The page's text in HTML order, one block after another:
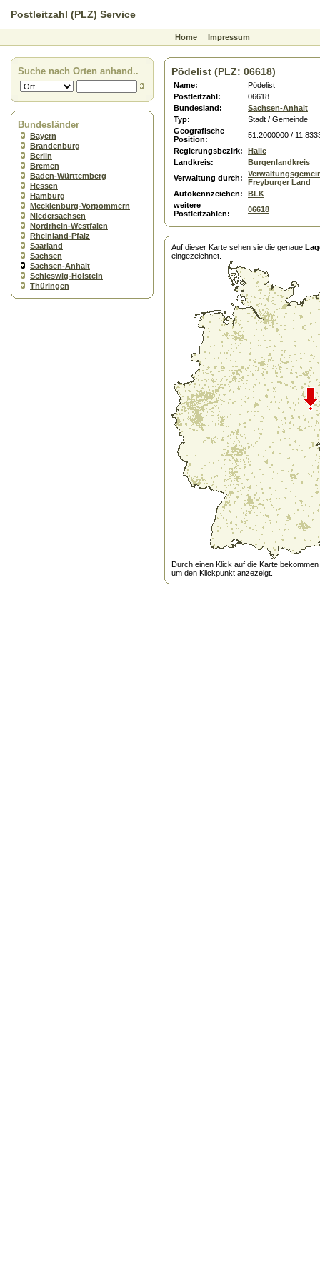
Postleitzahl (PLZ) Service
Home Impressum
Suche nach Orten anhand..
Bundesländer
Bayern
Brandenburg
Berlin
Bremen
Baden-Württemberg
Hessen
Hamburg
Mecklenburg-Vorpommern
Niedersachsen
Nordrhein-Westfalen
Rheinland-Pfalz
Saarland
Sachsen
Sachsen-Anhalt
Schleswig-Holstein
Thüringen
Pödelist (PLZ: 06618)
Name:
Pödelist
Postleitzahl:
06618
Bundesland:
Sachsen-Anhalt
Typ:
Stadt / Gemeinde
Geografische
Position:
51.2000000 /
Regierungsbezirk:
Halle
Landkreis:
Burgenlandkreis
Verwaltung durch:
Freyburger Land
Autokennzeichen:
BLK
weitere
Postleitzahlen:
06618
Auf dieser Karte sehen sie die genaue
eingezeichnet.
Durch einen Klick auf die Karte
um den Klickpunkt anzezeigt.